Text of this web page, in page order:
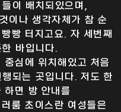
이 배치되있으며,
이나 생각자체가 참 순
빵 터지고요. 자 세번째
바입니다.
심에 위치해있고 처음
되는 곳입니다. 저도 한
하면 방 안내를
룸 초이스란 여성들은